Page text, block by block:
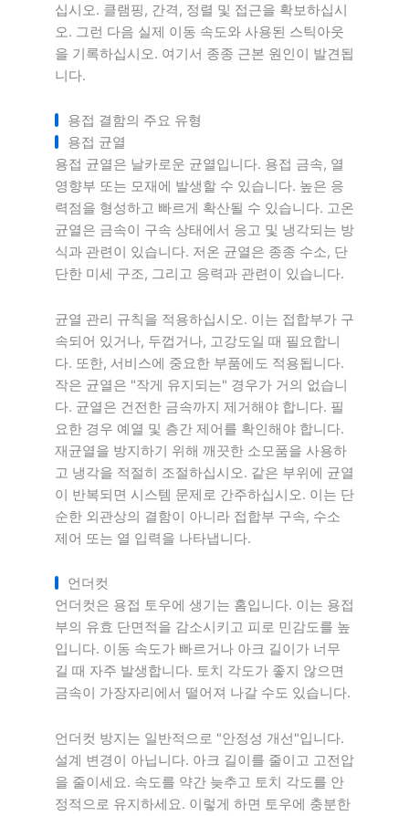
십시오. 클램핑, 간격, 정렬 및 접근을 확보하십시
오. 그런 다음 실제 이동 속도와 사용된 스틱아웃
을 기록하십시오. 여기서 종종 근본 원인이 발견됩
니다.
용접 결함의 주요 유형
용접 균열
용접 균열은 날카로운 균열입니다. 용접 금속, 열
영향부 또는 모재에 발생할 수 있습니다. 높은 응
력점을 형성하고 빠르게 확산될 수 있습니다. 고온
균열은 금속이 구속 상태에서 응고 및 냉각되는 방
식과 관련이 있습니다. 저온 균열은 종종 수소, 단
단한 미세 구조, 그리고 응력과 관련이 있습니다.
균열 관리 규칙을 적용하십시오. 이는 접합부가 구
속되어 있거나, 두껍거나, 고강도일 때 필요합니
다. 또한, 서비스에 중요한 부품에도 적용됩니다.
작은 균열은 "작게 유지되는" 경우가 거의 없습니
다. 균열은 건전한 금속까지 제거해야 합니다. 필
요한 경우 예열 및 층간 제어를 확인해야 합니다.
재균열을 방지하기 위해 깨끗한 소모품을 사용하
고 냉각을 적절히 조절하십시오. 같은 부위에 균열
이 반복되면 시스템 문제로 간주하십시오. 이는 단
순한 외관상의 결함이 아니라 접합부 구속, 수소
제어 또는 열 입력을 나타냅니다.
언더컷
언더컷은 용접 토우에 생기는 홈입니다. 이는 용접
부의 유효 단면적을 감소시키고 피로 민감도를 높
입니다. 이동 속도가 빠르거나 아크 길이가 너무
길 때 자주 발생합니다. 토치 각도가 좋지 않으면
금속이 가장자리에서 떨어져 나갈 수도 있습니다.
언더컷 방지는 일반적으로 "안정성 개선"입니다.
설계 변경이 아닙니다. 아크 길이를 줄이고 고전압
을 줄이세요. 속도를 약간 늦추고 토치 각도를 안
정적으로 유지하세요. 이렇게 하면 토우에 충분한